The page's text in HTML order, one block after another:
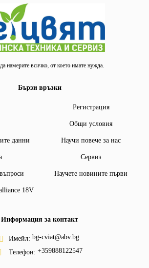
намерите всичко, от което имате нужда.
Бързи връзки
Регистрация
Общи условия
данни Научи повече за нас
Сервиз
Научете новините първи
18V
Информация за контакт
Имейл: bg-cviat@abv.bg
Телефон: +359888122547